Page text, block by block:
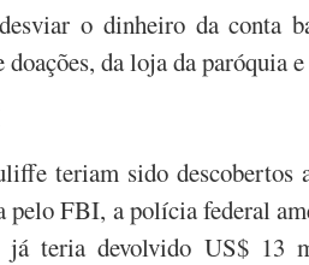
o dinheiro da conta
doações, da loja da paróquia
teriam sido descobertos
pelo FBI, a polícia federal
já teria devolvido US$